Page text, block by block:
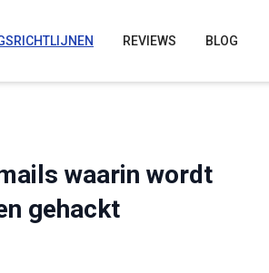
REVIEWS BLOG
waarin wordt
gehackt